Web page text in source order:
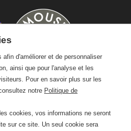
d'améliorer et de personnaliser
ainsi que pour l'analyse et les
Pour en savoir plus sur les
notre Politique de
cookies, vos informations ne seront
sur ce site. Un seul cookie sera